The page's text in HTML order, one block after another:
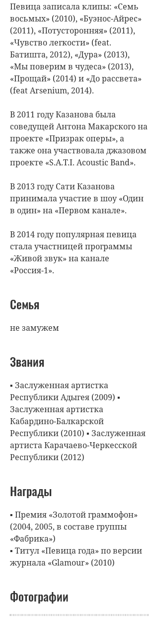
Певица записала клипы: «Семь
восьмых» (2010), «Буэнос-Айрес»
(2011), «Потусторонняя» (2011),
«Чувство легкости» (feat.
Батишта, 2012), «Дура» (2013),
«Мы поверим в чудеса» (2013),
«Прощай» (2014) и «До рассвета»
(feat Arsenium, 2014).
В 2011 году Казанова была
соведущей Антона Макарского на
проекте «Призрак оперы», а
также она участвовала джазовом
проекте «S.A.T.I. Acoustic Band».
В 2013 году Сати Казанова
принимала участие в шоу «Один
в один» на «Первом канале».
В 2014 году популярная певица
стала участницей программы
«Живой звук» на канале
«Россия-1».
Семья
не замужем
Звания
▪ Заслуженная артистка
Республики Адыгея (2009) ▪
Заслуженная артистка
Кабардино-Балкарской
Республики (2010) ▪ Заслуженная
артиста Карачаево-Черкесской
Республики (2012)
Награды
▪ Премия «Золотой граммофон»
(2004, 2005, в составе группы
«Фабрика»)
▪ Титул «Певица года» по версии
журнала «Glamour» (2010)
Фотографии